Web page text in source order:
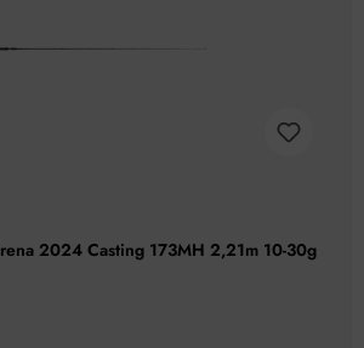
2024 Casting 173MH 2,21m 10-30g